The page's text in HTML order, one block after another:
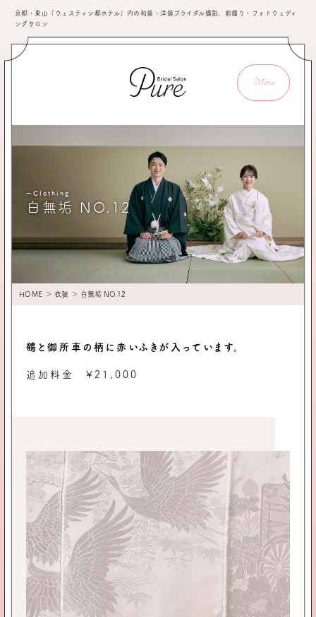
京都・東山「ウェスティン都ホテル」内の和装・洋装ブライダル撮影、前撮り・フォトウェディ
ングサロン
Menu
ーClothing
白無垢 NO.12
HOME ＞ 衣装 ＞ 白無垢 NO.12
鶴と御所車の柄に赤いふきが入っています。
追加料金 ¥21,000